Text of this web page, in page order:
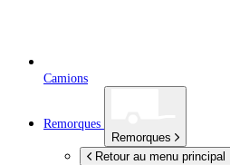
Camions
Remorques
Remorques
Retour au menu principal